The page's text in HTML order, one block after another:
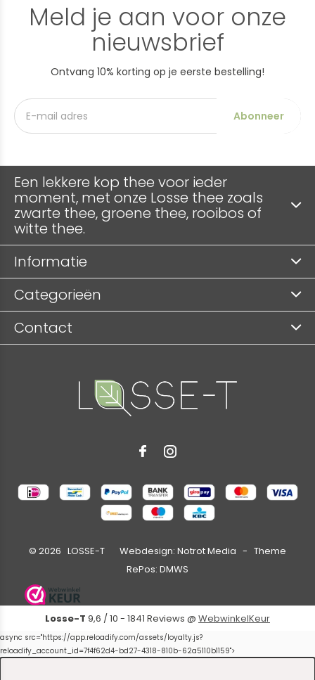
Meld je aan voor onze
nieuwsbrief
Ontvang 10% korting op je eerste bestelling!
Abonneer
Een lekkere kop thee voor ieder
moment, met onze Losse thee zoals
zwarte thee, groene thee, rooibos of
witte thee.
Informatie
Categorieën
Contact
© 2026 LOSSE-T Webdesign: Notrot Media - Theme
RePos: DMWS
Losse-T 9,6 / 10 - 1841 Reviews @ WebwinkelKeur
async src="https://app.reloadify.com/assets/loyalty.js?
reloadify_account_id=7f4f62d4-bd27-4318-810b-62a5110b1159">